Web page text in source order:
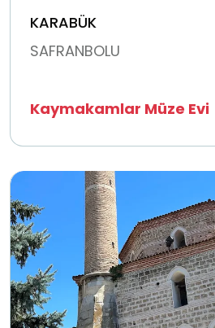
KARABÜK
SAFRANBOLU
Kaymakamlar Müze Evi